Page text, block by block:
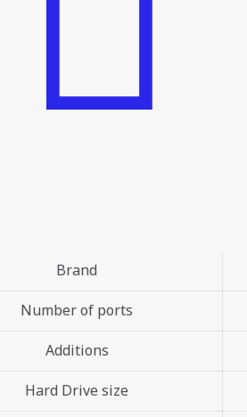
Brand
Number of ports
Additions
Hard Drive size